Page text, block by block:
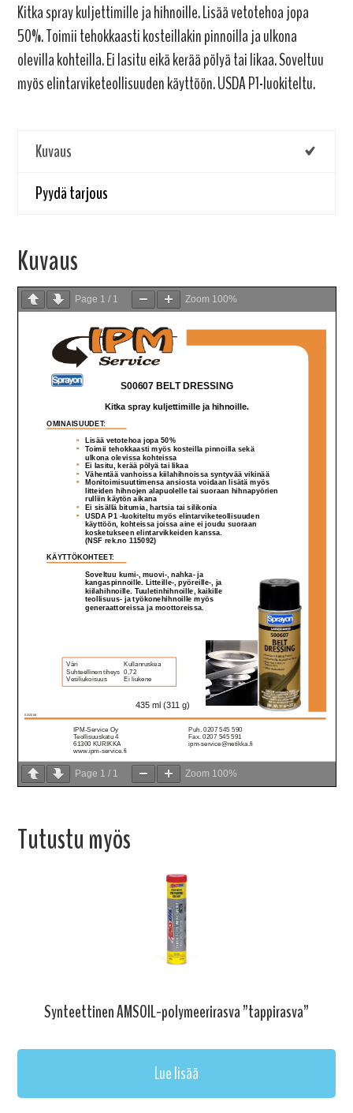
Kitka spray kuljettimille ja hihnoille. Lisää vetotehoa jopa
50%. Toimii tehokkaasti kosteillakin pinnoilla ja ulkona
olevilla kohteilla. Ei lasitu eikä kerää pölyä tai likaa. Soveltuu
myös elintarviketeollisuuden käyttöön. USDA P1-luokiteltu.
Kuvaus
Pyydä tarjous
Kuvaus
Page 1 / 1 Zoom 100%
Page 1 / 1 Zoom 100%
Tutustu myös
Synteettinen AMSOIL-polymeerirasva ”tappirasva”
Lue lisää